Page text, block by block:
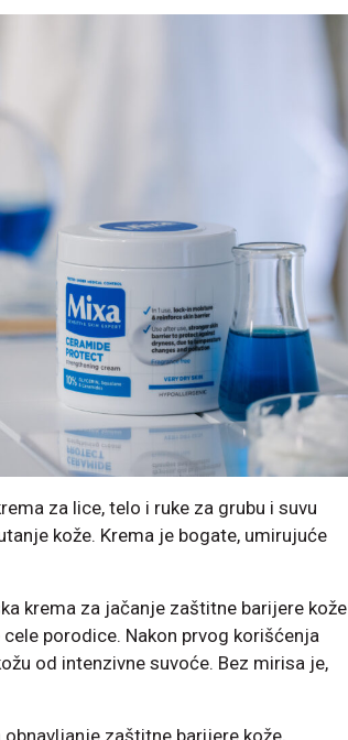
za lice, telo i ruke za grubu i ​​suvu
kože. Krema je bogate, umirujuće
krema za jačanje zaštitne barijere kože
porodice. Nakon prvog korišćenja
od intenzivne suvoće. Bez mirisa je,
obnavljanje zaštitne barijere kože,